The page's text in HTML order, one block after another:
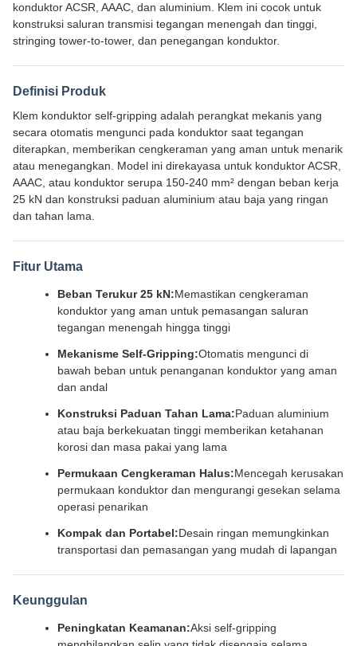
konduktor ACSR, AAAC, dan aluminium. Klem ini cocok untuk
konstruksi saluran transmisi tegangan menengah dan tinggi,
stringing tower-to-tower, dan penegangan konduktor.
Definisi Produk
Klem konduktor self-gripping adalah perangkat mekanis yang
secara otomatis mengunci pada konduktor saat tegangan
diterapkan, memberikan cengkeraman yang aman untuk menarik
atau menegangkan. Model ini direkayasa untuk konduktor ACSR,
AAAC, atau konduktor serupa 150-240 mm² dengan beban kerja
25 kN dan konstruksi paduan aluminium atau baja yang ringan
dan tahan lama.
Fitur Utama
Beban Terukur 25 kN:Memastikan cengkeraman
konduktor yang aman untuk pemasangan saluran
tegangan menengah hingga tinggi
Mekanisme Self-Gripping:Otomatis mengunci di
bawah beban untuk penanganan konduktor yang aman
dan andal
Konstruksi Paduan Tahan Lama:Paduan aluminium
atau baja berkekuatan tinggi memberikan ketahanan
korosi dan masa pakai yang lama
Permukaan Cengkeraman Halus:Mencegah kerusakan
permukaan konduktor dan mengurangi gesekan selama
operasi penarikan
Kompak dan Portabel:Desain ringan memungkinkan
transportasi dan pemasangan yang mudah di lapangan
Keunggulan
Peningkatan Keamanan:Aksi self-gripping